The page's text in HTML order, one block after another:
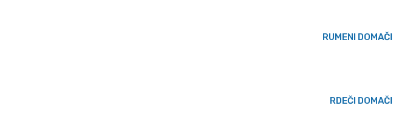
RUMENI DOMAČI
RDEČI DOMAČI